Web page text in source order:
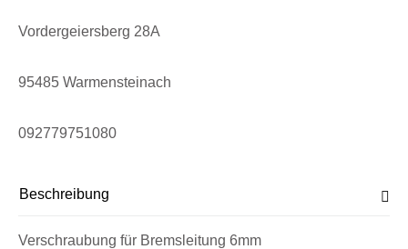
Vordergeiersberg 28A
95485 Warmensteinach
092779751080
Beschreibung
Verschraubung für Bremsleitung 6mm